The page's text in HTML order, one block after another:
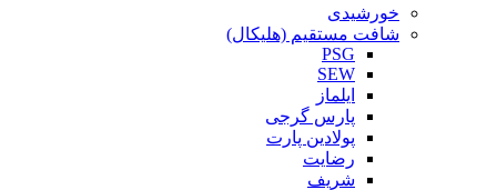
خورشیدی
شافت مستقیم (هلیکال)
PSG
SEW
ایلماز
پارس گرجی
پولادین پارت
رضایت
شریف